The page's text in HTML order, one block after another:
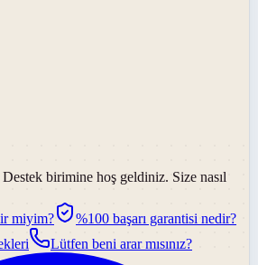
birimine hoş geldiniz. Size nasıl
miyim?
%100 başarı garantisi nedir?
Lütfen beni arar mısınız?